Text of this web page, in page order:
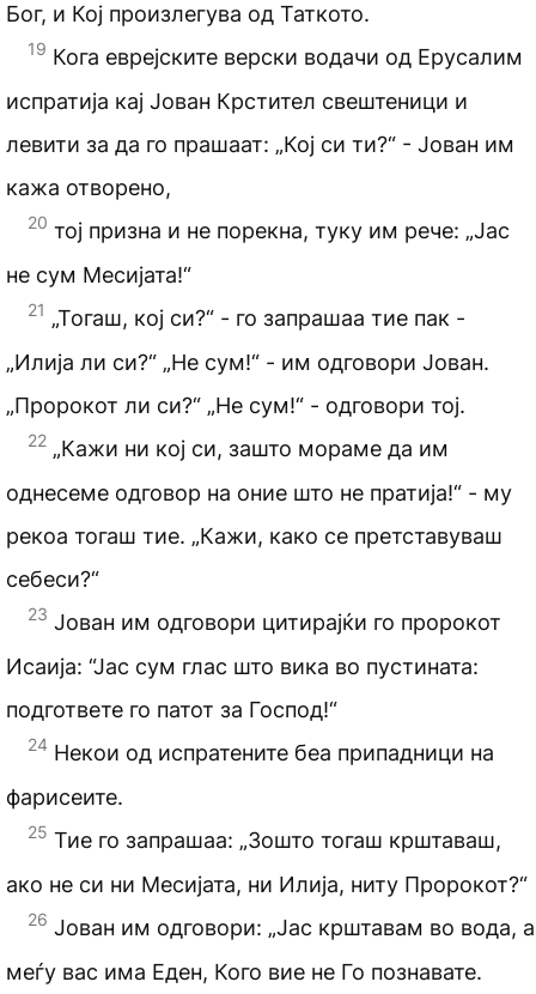
Бог, и Кој произлегува од Таткото.
19 Кога еврејските верски водачи од Ерусалим
испратија кај Јован Крстител свештеници и
левити за да го прашаат: „Кој си ти?“ - Јован им
кажа отворено,
20 тој призна и не порекна, туку им рече: „Јас
не сум Месијата!“
21 „Тогаш, кој си?“ - го запрашаа тие пак -
„Илија ли си?“ „Не сум!“ - им одговори Јован.
„Пророкот ли си?“ „Не сум!“ - одговори тој.
22 „Кажи ни кој си, зашто мораме да им
однесеме одговор на оние што не пратија!“ - му
рекоа тогаш тие. „Кажи, како се претставуваш
себеси?“
23 Јован им одговори цитирајќи го пророкот
Исаија: “Јас сум глас што вика во пустината:
подгответе го патот за Господ!“
24 Некои од испратените беа припадници на
фарисеите.
25 Тие го запрашаа: „Зошто тогаш крштаваш,
ако не си ни Месијата, ни Илија, ниту Пророкот?“
26 Јован им одговори: „Јас крштавам во вода, а
меѓу вас има Еден, Кого вие не Го познавате.